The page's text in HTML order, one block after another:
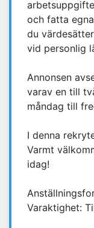
och fatta
du
vid personlig
Annonsen
varav en till
måndag till
I denna
Varmt
idag!
Varaktighet: